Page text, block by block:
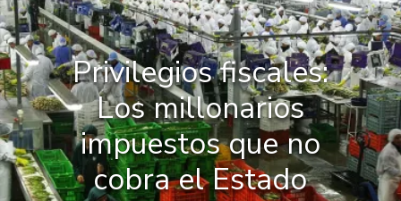
Privilegios fiscales:
Los millonarios
impuestos que no
cobra el Estado